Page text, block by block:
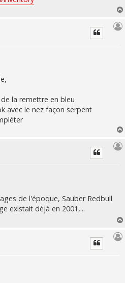
la remettre en bleu
avec le nez façon serpent
de l'époque, Sauber Redbull
existait déjà en 2001,...